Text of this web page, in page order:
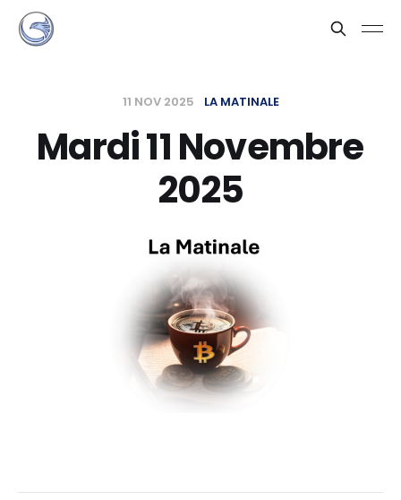
11 NOV 2025 LA MATINALE
Mardi 11 Novembre
2025